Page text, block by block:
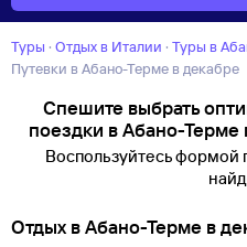
Туры · Отдых в Италии · Туры в
Путевки в Абано-Терме в декабре
Спешите выбрать
поездки в Абано-
Воспользуйтесь формой
Отдых в Абано-Терме в